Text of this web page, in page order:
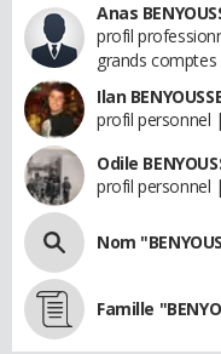
Anas
profil
grands comptes
Ilan
profil personnel
Odile
profil personnel
Nom
Famille